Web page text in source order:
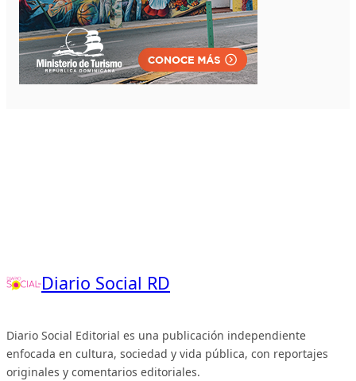
Diario Social RD
Diario Social Editorial es una publicación independiente
enfocada en cultura, sociedad y vida pública, con reportajes
originales y comentarios editoriales.